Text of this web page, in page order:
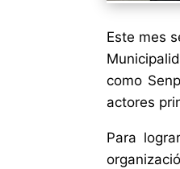
Este mes
como
actores
Para